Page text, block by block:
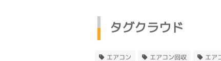
タグクラウド
エアコン エアコン回収 エア